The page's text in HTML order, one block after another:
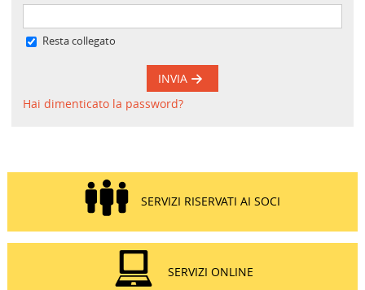
Resta collegato
INVIA
Hai dimenticato la password?
SERVIZI RISERVATI AI SOCI
SERVIZI ONLINE